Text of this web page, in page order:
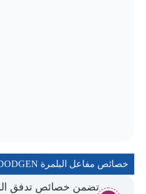
خصائص مفاعل البلمرة DODGEN
تضمن خصائص تدفق